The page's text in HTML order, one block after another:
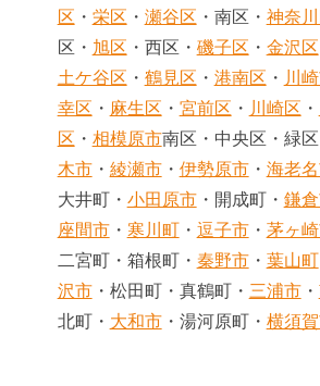
区 ・ 栄区 ・ 瀬谷区 ・南区・ 神奈
区・ 旭区 ・西区・ 磯子区 ・ 金沢区
土ケ谷区 ・ 鶴見区 ・ 港南区 ・ 川
幸区 ・ 麻生区 ・ 宮前区 ・ 川崎区 ・
区 ・ 相模原市南区・中央区・緑区
木市・ 綾瀬市・ 伊勢原市・ 海老
大井町・ 小田原市・開成町・ 鎌
座間市・ 寒川町・ 逗子市・ 茅ヶ
二宮町・箱根町・ 秦野市・ 葉山町
沢市・松田町・真鶴町・ 三浦市・
北町・ 大和市・湯河原町・ 横須